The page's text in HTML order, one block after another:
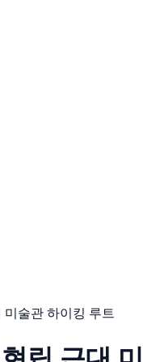
술관 하이킹 루트